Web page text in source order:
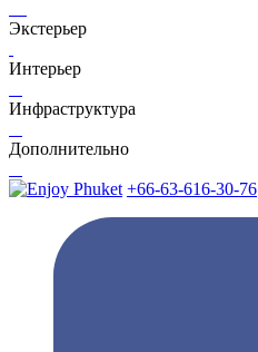
Экстерьер
Интерьер
Инфраструктура
Дополнительно
+66-63-616-30-76